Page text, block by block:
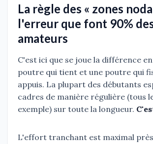
La règle des « zones
l'erreur que font 90%
amateurs
C'est ici que se joue la différence
poutre qui tient et une poutre qui
appuis. La plupart des débutants
cadres de manière régulière (tous
exemple) sur toute la longueur.
L'effort tranchant est maximal